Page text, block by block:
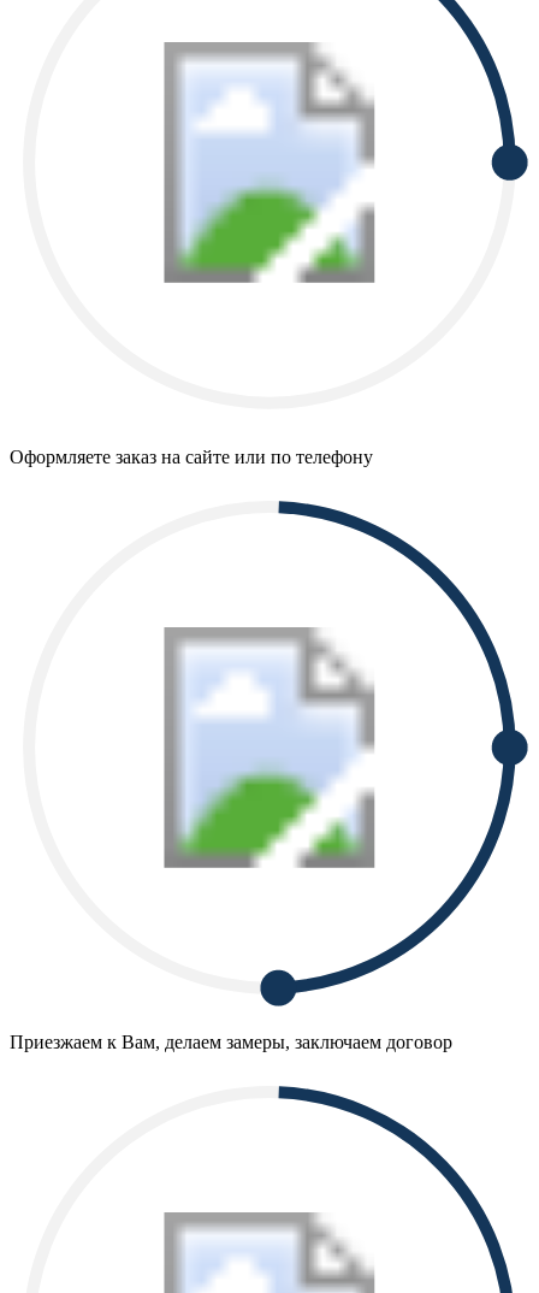
Оформляете заказ на сайте или по телефону
Приезжаем к Вам, делаем замеры, заключаем договор